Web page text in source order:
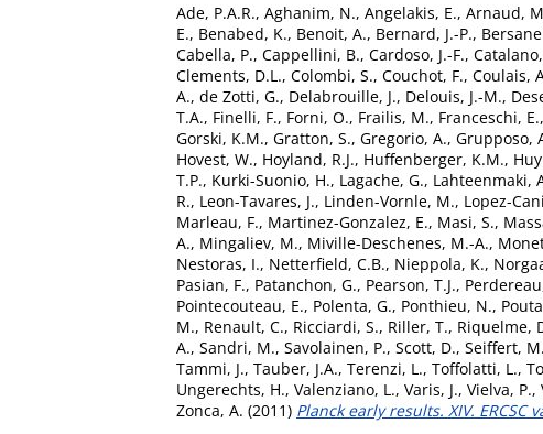
Ade, P.A.R., Aghanim, N., Angelakis, E., Arnaud,
E., Benabed, K., Benoit, A., Bernard, J.-P.,
Cabella, P., Cappellini, B., Cardoso, J.-F.,
Clements, D.L., Colombi, S., Couchot, F., Coulais,
A., de Zotti, G., Delabrouille, J., Delouis, J.-M.,
T.A., Finelli, F., Forni, O., Frailis, M., Franceschi, E.,
Gorski, K.M., Gratton, S., Gregorio, A., Grupposo,
Hovest, W., Hoyland, R.J., Huffenberger, K.M.,
T.P., Kurki-Suonio, H., Lagache, G., Lahteenmaki,
R., Leon-Tavares, J., Linden-Vornle, M., Lopez-
Marleau, F., Martinez-Gonzalez, E., Masi, S.,
A., Mingaliev, M., Miville-Deschenes, M.-A.,
Nestoras, I., Netterfield, C.B., Nieppola, K.,
Pasian, F., Patanchon, G., Pearson, T.J.,
Pointecouteau, E., Polenta, G., Ponthieu, N.,
M., Renault, C., Ricciardi, S., Riller, T., Riquelme,
A., Sandri, M., Savolainen, P., Scott, D., Seiffert,
Tammi, J., Tauber, J.A., Terenzi, L., Toffolatti, L.,
Ungerechts, H., Valenziano, L., Varis, J., Vielva, P.,
Zonca, A. (2011) Planck early results. XIV.